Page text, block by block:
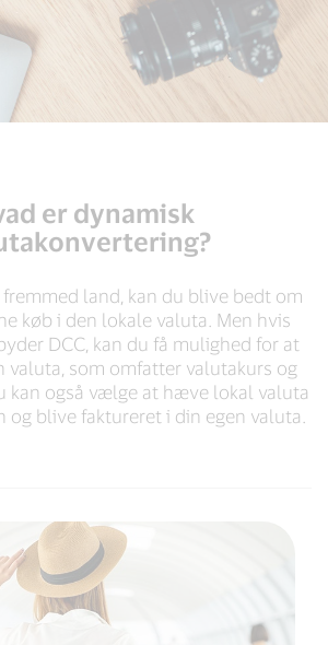
er dynamisk
land, kan du blive bedt om
køb i den lokale valuta. Men hvis
DCC, kan du få mulighed for at
valuta, som omfatter valutakurs og
kan også vælge at hæve lokal valuta
blive faktureret i din egen valuta.